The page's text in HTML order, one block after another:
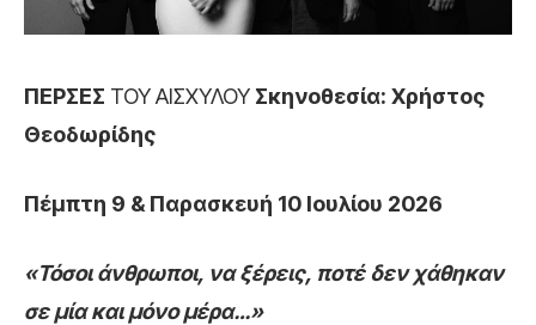
ΠΕΡΣΕΣ ΤΟΥ ΑΙΣΧΥΛΟΥ Σκηνοθεσία: Χρήστος
Θεοδωρίδης
Πέμπτη 9 & Παρασκευή 10 Ιουλίου 2026
«Τόσοι άνθρωποι, να ξέρεις, ποτέ δεν χάθηκαν
σε μία και μόνο μέρα…»